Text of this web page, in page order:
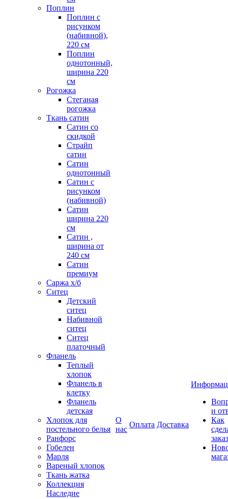
Поплин
Поплин с
рисунком
(набивной),
220 см
Поплин
однотонный,
ширина 220
см
Рогожка
Стеганая
рогожка
Ткань сатин
Сатин со
скидкой
Страйп
сатин
Сатин
однотонный
Сатин с
рисунком
(набивной)
Сатин
ширина 220
см
Сатин ,
ширина от
240 см
Сатин
премиум
Саржа х/б
Ситец
Детский
ситец
Набивной
ситец
Ситец
платочный
Фланель
Теплый
хлопок
Фланель в
клетку
Фланель
детская
Хлопок для
постельного белья
Ранфорс
Гобелен
Марля
Вареный хлопок
Ткань жатка
Коллекция
Наследие
О
нас
Оплата Доставка
и
Как
заказ